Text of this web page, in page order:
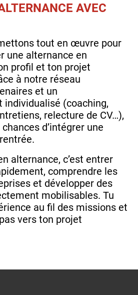
AVEC
tout en œuvre pour
une alternance en
profil et ton projet
à notre réseau
et un
individualisé (coaching,
relecture de CV…),
d’intégrer une
alternance, c’est entrer
comprendre les
et développer des
mobilisables. Tu
au fil des missions et
vers ton projet